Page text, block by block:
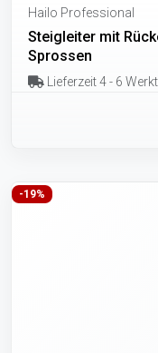
Hailo Professional
Steigleiter mit
Sprossen
Lieferzeit 4 - 6
-19%